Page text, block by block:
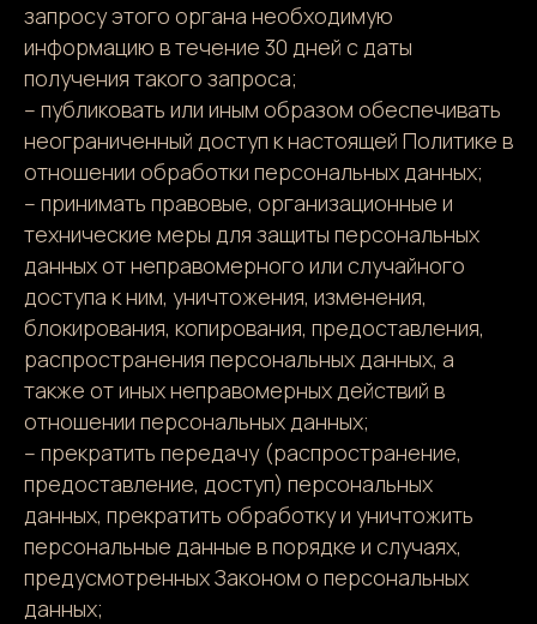
запросу этого органа необходимую
информацию в течение 30 дней с даты
получения такого запроса;
– публиковать или иным образом обеспечивать
неограниченный доступ к настоящей Политике в
отношении обработки персональных данных;
– принимать правовые, организационные и
технические меры для защиты персональных
данных от неправомерного или случайного
доступа к ним, уничтожения, изменения,
блокирования, копирования, предоставления,
распространения персональных данных, а
также от иных неправомерных действий в
отношении персональных данных;
– прекратить передачу (распространение,
предоставление, доступ) персональных
данных, прекратить обработку и уничтожить
персональные данные в порядке и случаях,
предусмотренных Законом о персональных
данных;